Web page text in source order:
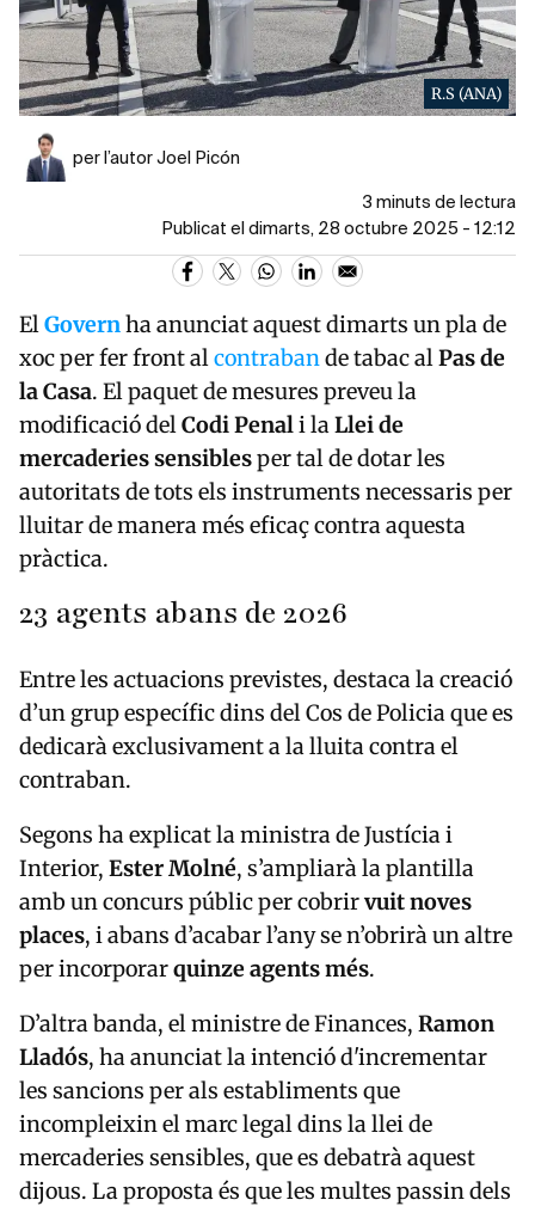
R.S (ANA)
per l’autor Joel Picón
3 minuts de lectura
Publicat el dimarts, 28 octubre 2025 - 12:12
ElGovernha anunciat aquest dimarts un pla de
xoc per fer front alcontrabande tabac alPas de
la Casa. El paquet de mesures preveu la
modificació delCodi Penali laLlei de
mercaderies sensiblesper tal de dotar les
autoritats de tots els instruments necessaris per
lluitar de manera més eficaç contra aquesta
pràctica.
23 agents abans de 2026
Entre les actuacions previstes, destaca la creació
d’un grup específic dins del Cos de Policia que es
dedicarà exclusivament a la lluita contra el
contraban.
Segons ha explicat la ministra de Justícia i
Interior, Ester Molné, s’ampliarà la plantilla
amb un concurs públic per cobrirvuit noves
places, i abans d’acabar l’any se n’obrirà un altre
per incorporarquinze agents més.
D’altra banda, el ministre de Finances, Ramon
Lladós, ha anunciat la intenció d'incrementar
les sancions per als establiments que
incompleixin el marc legal dins la llei de
mercaderies sensibles, que es debatrà aquest
dijous. La proposta és que les multes passin dels